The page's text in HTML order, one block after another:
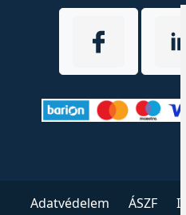
Adatvédelem ÁSZF